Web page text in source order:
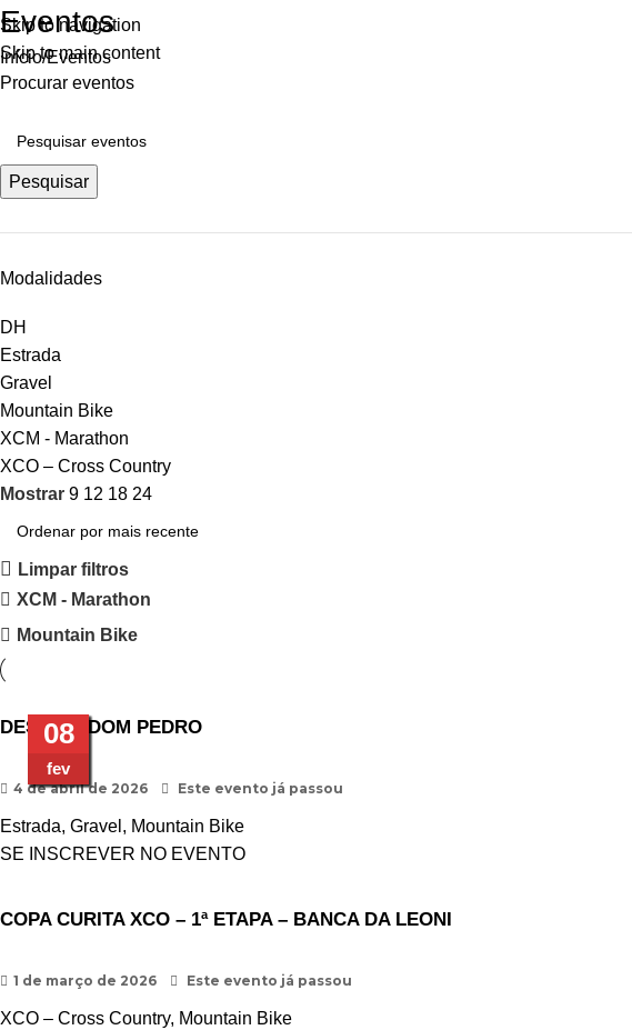
Skip to navigation
Skip to main content
Eventos
Início Eventos
Procurar eventos
Pesquisar
Modalidades
DH
Estrada
Gravel
Mountain Bike
XCM - Marathon
XCO – Cross Country
Mostrar 9 12 18 24
Limpar filtros
XCM - Marathon
Mountain Bike
04
abr
DESAFIO DOM PEDRO
4 de abril de 2026 Este evento já passou
Estrada, Gravel , Mountain Bike
SE INSCREVER NO EVENTO
12
abr
01
mar
COPA CURITA XCO – 1ª ETAPA – BANCA DA LEONI
1 de março de 2026 Este evento já passou
XCO – Cross Country, Mountain Bike
22
fev
22
fev
08
fev
25
jan
08
fev